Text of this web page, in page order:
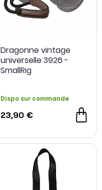
Dragonne vintage
universelle 3926 -
SmallRig
Dispo sur commande
23,90 €